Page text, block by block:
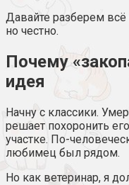
Давайте разберем
но честно.
Почему
идея
Начну с классики.
решает похоронить
участке. По-
любимец был рядом.
Но как ветеринар, я